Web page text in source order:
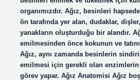
organımızdır. Ağız, besinleri
ön tarafında yer alan, dudaklar,
yanakların oluşturduğu bir alandır.
emilmesinden önce kokunun ve
Ağız, aynı zamanda besinlerin
emilmesi için gerekli olan enzimlerin
görev yapar. Ağız Anatomisi Ağız